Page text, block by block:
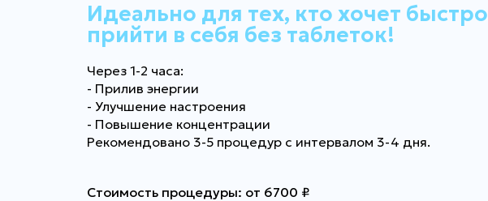
Идеально для тех, кто хочет быстро
прийти в себя без таблеток!
Через 1-2 часа:
- Прилив энергии
- Улучшение настроения
- Повышение концентрации
Рекомендовано 3-5 процедур с интервалом 3-4 дня.
Стоимость процедуры: от 6700 ₽